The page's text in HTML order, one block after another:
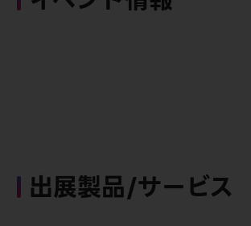
出展製品/サービス